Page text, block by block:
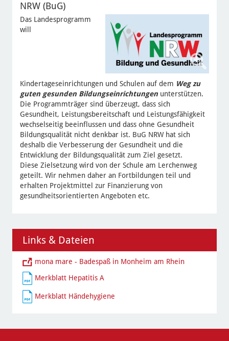
NRW (BuG)
Das Landesprogramm
will
Kindertageseinrichtungen und Schulen auf dem Weg zu
guten gesunden Bildungseinrichtungenunterstützen.
Die Programmträger sind überzeugt, dass sich
Gesundheit, Leistungsbereitschaft und Leistungsfähigkeit
wechselseitig beeinflussen und dass ohne Gesundheit
Bildungsqualität nicht denkbar ist. BuG NRW hat sich
deshalb die Verbesserung der Gesundheit und die
Entwicklung der Bildungsqualität zum Ziel gesetzt.
Diese Zielsetzung wird von der Schule am Lerchenweg
geteilt. Wir nehmen daher an Fortbildungen teil und
erhalten Projektmittel zur Finanzierung von
gesundheitsorientierten Angeboten etc.
Links & Dateien
mona mare - Badespaß in Monheim am Rhein
Merkblatt Hepatitis A
Merkblatt Händehygiene